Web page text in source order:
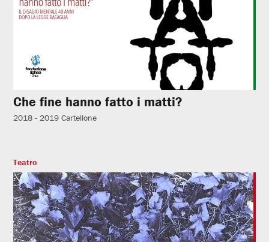
Che fine hanno fatto i matti?
2018 - 2019 Cartellone
Teatro